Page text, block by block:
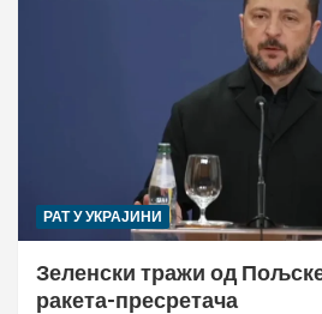
РАТ У УКРАЈИНИ
Зеленски тражи од
ракета-пресретача